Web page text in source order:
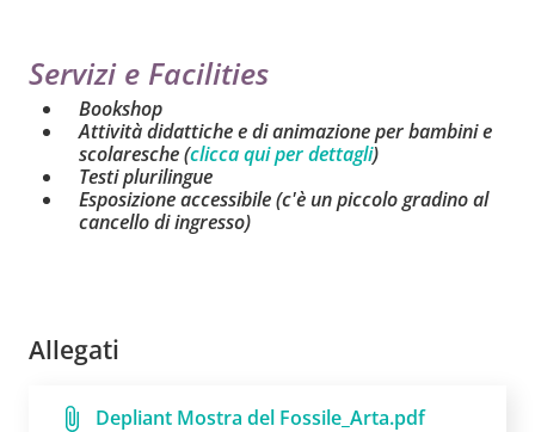
Servizi e Facilities
Bookshop
Attività didattiche e di animazione per bambini e
scolaresche (clicca qui per dettagli)
Testi plurilingue
Esposizione accessibile (c'è un piccolo gradino al
cancello di ingresso)
Allegati
Depliant Mostra del Fossile_Arta.pdf